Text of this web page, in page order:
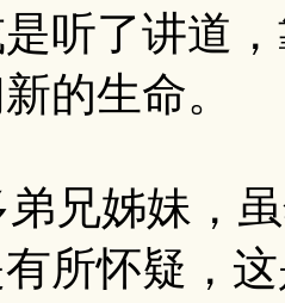
是听了讲道
的生命。
姊妹，虽
所怀疑，